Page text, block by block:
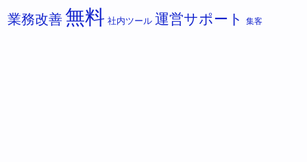
業務改善無料 社内ツール 運営サポート 集客